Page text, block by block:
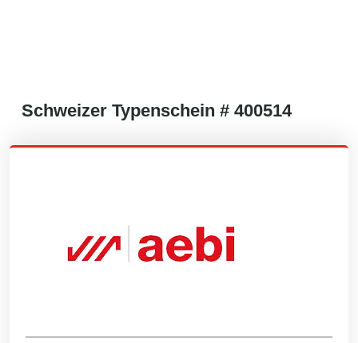
Schweizer Typenschein # 400514